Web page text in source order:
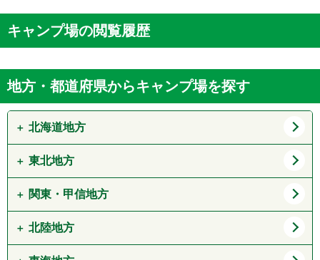
キャンプ場の閲覧履歴
地方・都道府県からキャンプ場を探す
北海道地方
道北
道央
東北地方
青森県
宮城県
山形県
関東・甲信地方
東京都北陸地方